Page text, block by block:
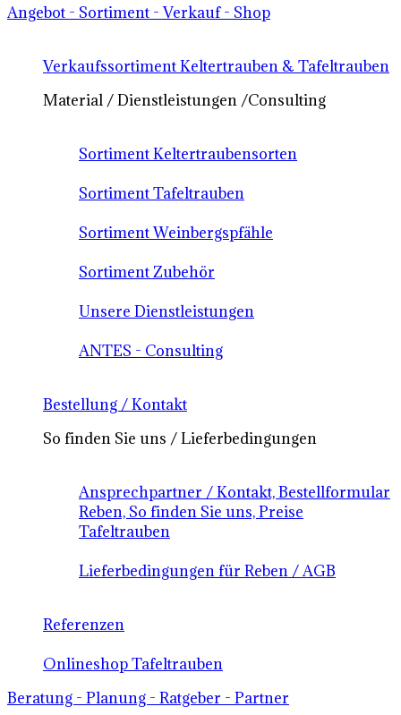
Angebot - Sortiment - Verkauf - Shop
Verkaufssortiment Keltertrauben & Tafeltrauben
Material / Dienstleistungen /Consulting
Sortiment Keltertraubensorten
Sortiment Tafeltrauben
Sortiment Weinbergspfähle
Sortiment Zubehör
Unsere Dienstleistungen
ANTES - Consulting
Bestellung / Kontakt
So finden Sie uns / Lieferbedingungen
Ansprechpartner / Kontakt, Bestellformular
Reben, So finden Sie uns, Preise
Tafeltrauben
Lieferbedingungen für Reben / AGB
Referenzen
Onlineshop Tafeltrauben
Beratung - Planung - Ratgeber - Partner